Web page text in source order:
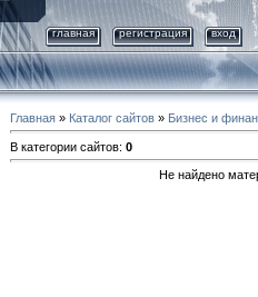
главная регистрация вход
Главная » Каталог сайтов » Бизнес и
В категории сайтов: 0
Не найдено